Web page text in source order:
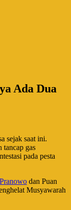
Ada Dua
sejak saat ini.
tancap gas
pada pesta
dan Puan
Musyawarah